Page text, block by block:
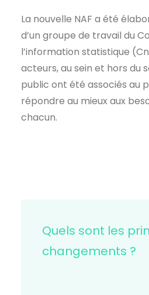
La nouvelle NAF a été
d’un groupe de travail du
l’information statistique
acteurs, au sein et hors du
public ont été associés au
répondre au mieux aux
chacun.
Quels sont les
changements ?